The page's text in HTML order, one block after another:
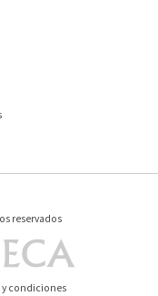
reservados
y condiciones